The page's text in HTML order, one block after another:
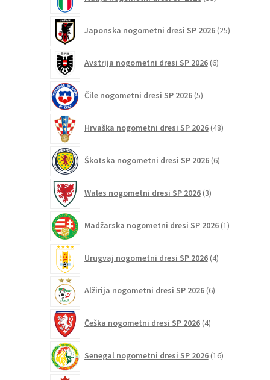
izdelkov
Japonska nogometni dresi SP 2026 25izdelkov
Avstrija nogometni dresi SP 2026 6izdelkov
Čile nogometni dresi SP 2026 5izdelkov
Hrvaška nogometni dresi SP 2026 48izdelkov
Škotska nogometni dresi SP 2026 6izdelkov
Wales nogometni dresi SP 2026 3izdelki
Madžarska nogometni dresi SP 2026 1izdelek
Urugvaj nogometni dresi SP 2026 4izdelki
Alžirija nogometni dresi SP 2026 6izdelkov
Češka nogometni dresi SP 2026 4izdelki
Senegal nogometni dresi SP 2026 16izdelkov